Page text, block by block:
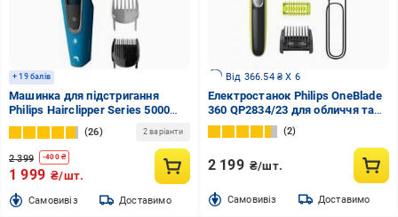
+ 19 балів
Машинка для підстригання
Philips Hairclipper Series 5000
HC5612/15
26 2 варіанти
2 399 -400₴
1 999 ₴/шт.
Cамовивіз Доставимо
Від 366.54 ₴ X 6
Електростанок Philips OneBlade
360 QP2834/23 для обличчя та
тіла
2
2 199 ₴/шт.
Cамовивіз Доставимо